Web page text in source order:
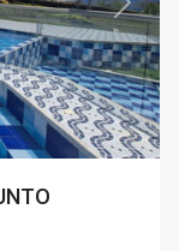
Next